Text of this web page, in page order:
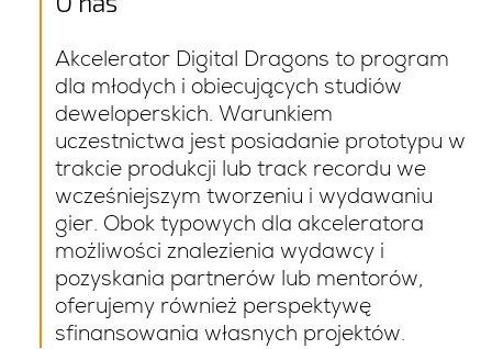
Akcelerator Digital Dragons to program
dla młodych i obiecujących studiów
deweloperskich. Warunkiem
uczestnictwa jest posiadanie prototypu w
trakcie produkcji lub track recordu we
wcześniejszym tworzeniu i wydawaniu
gier. Obok typowych dla akceleratora
możliwości znalezienia wydawcy i
pozyskania partnerów lub mentorów,
oferujemy również perspektywę
sfinansowania własnych projektów.